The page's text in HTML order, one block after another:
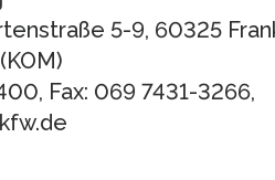
5-9, 60325
Fax: 069 7431-3266,